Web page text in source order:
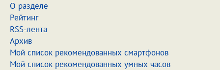
О разделе
Рейтинг
RSS-лента
Архив
Мой список рекомендованных смартфонов
Мой список рекомендованных умных часов